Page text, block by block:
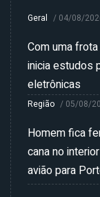
Geral / 04/08/
Com uma
inicia estudos
eletrônicas
Região / 05/08/
Homem fica
cana no
avião para